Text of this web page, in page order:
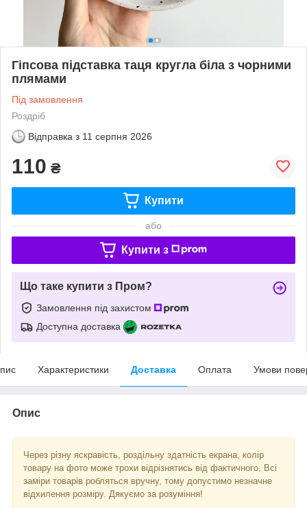
Гіпсова підставка таця кругла біла з чорними
плямами
Під замовлення
Роздріб
Відправка з 11 серпня 2026
110 ₴
Купити
або
Купити з
Що таке купити з Пром?
Замовлення під захистом
Доступна доставка
Характеристики Доставка Оплата Умови
Опис
Через різну яскравість, роздільну здатність екрана, колір
товару на фото може трохи відрізнятись від фактичного. Всі
заміри товарів робляться вручну, тому допустимо незначне
відхилення розміру. Дякуємо за розуміння!